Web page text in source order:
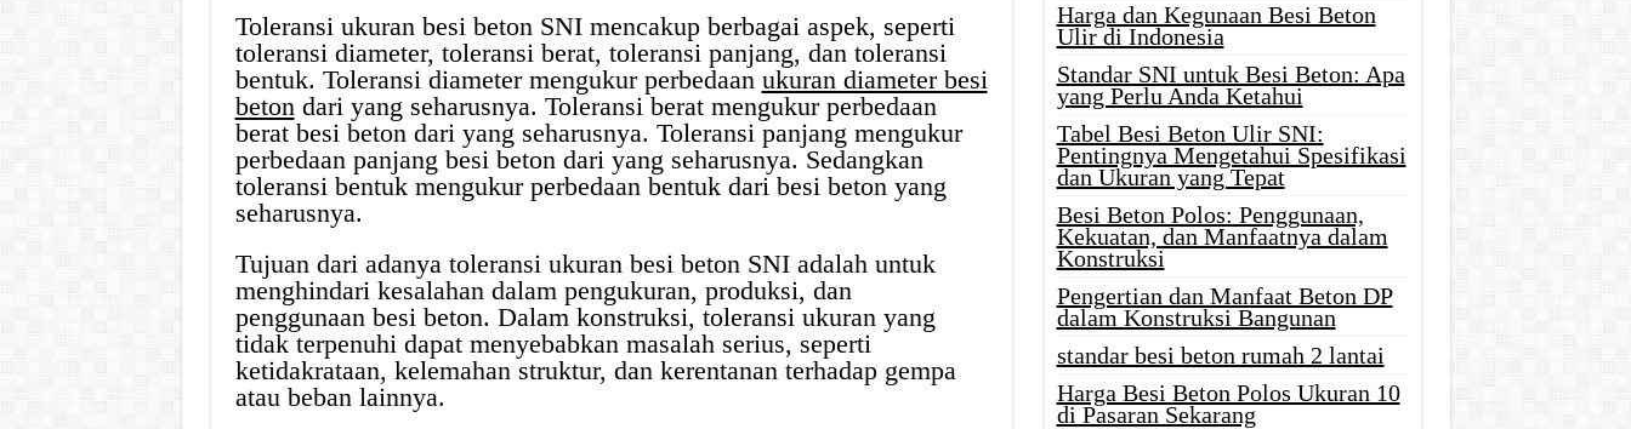
Toleransi ukuran besi beton SNI mencakup berbagai aspek, seperti
toleransi diameter, toleransi berat, toleransi panjang, dan toleransi
bentuk. Toleransi diameter mengukur perbedaan ukuran diameter besi
betondari yang seharusnya. Toleransi berat mengukur perbedaan
berat besi beton dari yang seharusnya. Toleransi panjang mengukur
perbedaan panjang besi beton dari yang seharusnya. Sedangkan
toleransi bentuk mengukur perbedaan bentuk dari besi beton yang
seharusnya.
Tujuan dari adanya toleransi ukuran besi beton SNI adalah untuk
menghindari kesalahan dalam pengukuran, produksi, dan
penggunaan besi beton. Dalam konstruksi, toleransi ukuran yang
tidak terpenuhi dapat menyebabkan masalah serius, seperti
ketidakrataan, kelemahan struktur, dan kerentanan terhadap gempa
atau beban lainnya.
Harga dan Kegunaan Besi Beton
Ulir di Indonesia
Standar SNI untuk Besi Beton: Apa
yang Perlu Anda Ketahui
Tabel Besi Beton Ulir SNI:
Pentingnya Mengetahui Spesifikasi
dan Ukuran yang Tepat
Besi Beton Polos: Penggunaan,
Kekuatan, dan Manfaatnya dalam
Konstruksi
Pengertian dan Manfaat Beton DP
dalam Konstruksi Bangunan
standar besi beton rumah 2 lantai
Harga Besi Beton Polos Ukuran 10
di Pasaran Sekarang